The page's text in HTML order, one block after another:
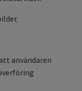
användaren